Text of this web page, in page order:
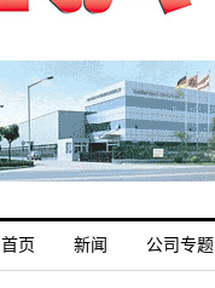
首页 新闻 公司专题